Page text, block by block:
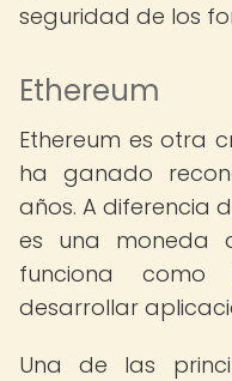
seguridad de los
Ethereum
Ethereum es otra
ha ganado
años. A diferencia
es una moneda
funciona
desarrollar
Una de las